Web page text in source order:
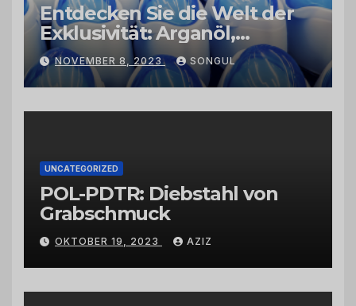
Entdecken Sie die Welt der
Exklusivität: Arganöl,
Kaktusfeigenkernöl und
Schwarzkümmelöl von
vertrauenswürdigen
Großhändlern und Anbietern
NOVEMBER 8, 2023 SONGUL
UNCATEGORIZED
POL-PDTR: Diebstahl von
Grabschmuck
OKTOBER 19, 2023 AZIZ